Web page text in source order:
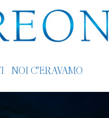
NOI C'ERAVAMO